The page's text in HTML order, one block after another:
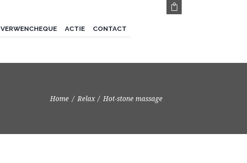
VERWENCHEQUE ACTIE CONTACT
Home Relax Hot-stone massage